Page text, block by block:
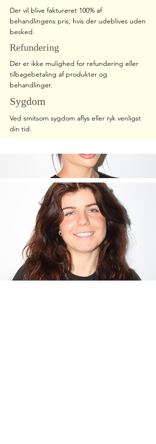
Der vil blive faktureret 100% af
behandlingens pris, hvis der udeblives uden
besked.
Refundering
Der er ikke mulighed for refundering eller
tilbagebetaling af produkter og
behandlinger.
Sygdom
Ved smitsom sygdom aflys eller ryk venligst
din tid.